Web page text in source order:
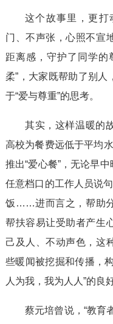
这个故事里，更打
门、不声张，心照不宣
距离感，守护了同学的
柔”，大家既帮助了别
于“爱与尊重”的思考。
其实，这样温暖的
高校为餐费远低于平均
推出“爱心餐”，无论早
任意档口的工作人员说
饭……进而言之，帮助
帮扶容易让受助者产生
己及人、不动声色，这
些暖闻被挖掘和传播，
人为我，我为人人”的良
蔡元培曾说，“教育